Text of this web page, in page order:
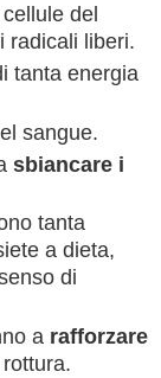
del
radicali liberi.
tanta energia
sangue.
sbiancare i
tanta
a dieta,
di
a rafforzare